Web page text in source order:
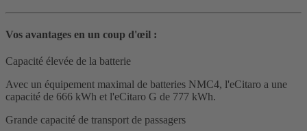
Vos avantages en un coup d'œil :
Capacité élevée de la batterie
Avec un équipement maximal de batteries NMC4, l'eCitaro a une
capacité de 666 kWh et l'eCitaro G de 777 kWh.
Grande capacité de transport de passagers